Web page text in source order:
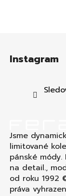
Instagram
Jsme
limitované
pánské
na detail.,
od roku 1992
práva